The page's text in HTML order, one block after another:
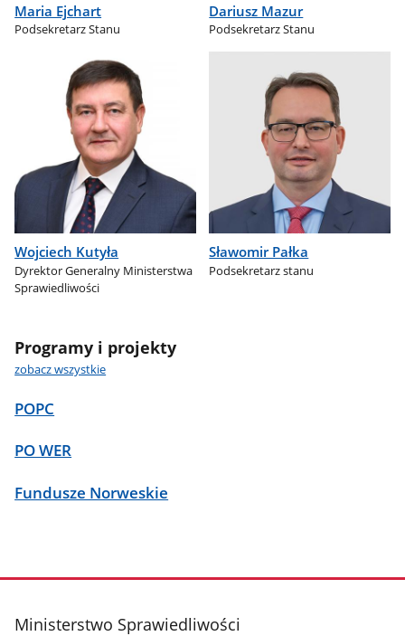
Maria Ejchart
Podsekretarz Stanu
Dariusz Mazur
Podsekretarz Stanu
Wojciech Kutyła
Dyrektor Generalny Ministerstwa
Sprawiedliwości
Sławomir Pałka
Podsekretarz stanu
Programy i projekty
zobacz wszystkie
POPC
PO WER
Fundusze Norweskie
stopka
Ministerstwo Sprawiedliwości